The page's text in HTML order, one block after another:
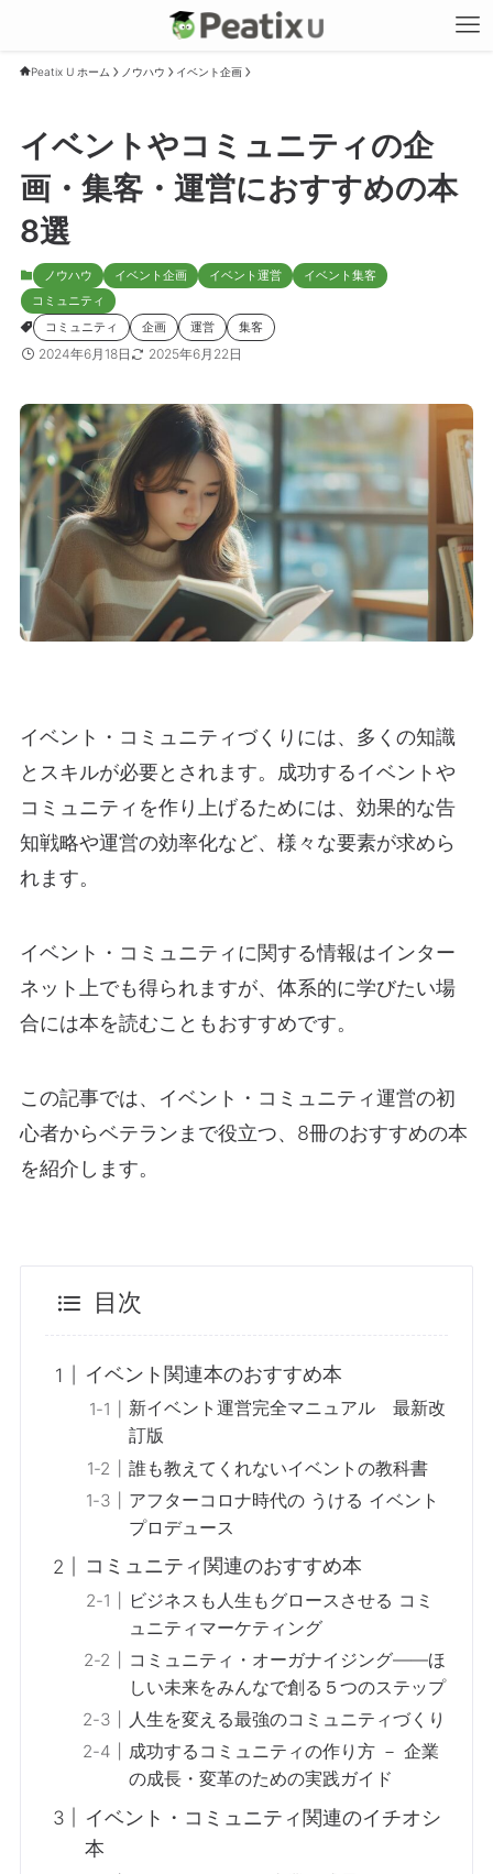
Peatix U ホーム ノウハウ イベント企画
イベントやコミュニティの企
画・集客・運営におすすめの本
8選
ノウハウ イベント企画 イベント運営
イベント集客
コミュニティ
コミュニティ
企画 運営 集客
2024年6月18日 2025年6月22日
イベント・コミュニティづくりには、多くの知識
とスキルが必要とされます。成功するイベントや
コミュニティを作り上げるためには、効果的な告
知戦略や運営の効率化など、様々な要素が求めら
れます。
イベント・コミュニティに関する情報はインター
ネット上でも得られますが、体系的に学びたい場
合には本を読むこともおすすめです。
この記事では、イベント・コミュニティ運営の初
心者からベテランまで役立つ、8冊のおすすめの本
を紹介します。
目次
イベント関連本のおすすめ本
新イベント運営完全マニュアル 最新改
訂版
誰も教えてくれないイベントの教科書
アフターコロナ時代の うける イベント
プロデュース
コミュニティ関連のおすすめ本
ビジネスも人生もグロースさせる コミ
ュニティマーケティング
コミュニティ・オーガナイジング――ほ
しい未来をみんなで創る５つのステップ
人生を変える最強のコミュニティづくり
成功するコミュニティの作り方 － 企業
の成長・変革のための実践ガイド
イベント・コミュニティ関連のイチオシ
本